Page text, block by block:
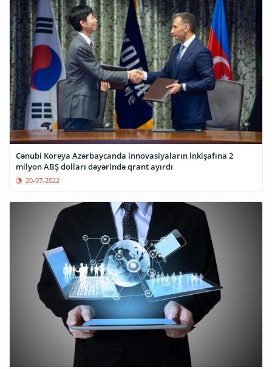
Cənubi Koreya Azərbaycanda innovasiyaların inkişafına 2
milyon ABŞ dolları dəyərində qrant ayırdı
20-07-2022